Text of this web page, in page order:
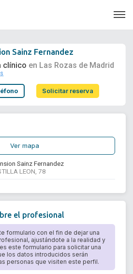
Soporte
Sainz Fernandez
clínico en Las Rozas de Madrid
Solicitar reserva
Ver mapa
Sainz Fernandez
LEON, 78
el profesional
formulario con el fin de dejar una
ajustándote a la realidad y
este formulario para solicitar una
los datos introducidos serán
personas que visiten este perfil.